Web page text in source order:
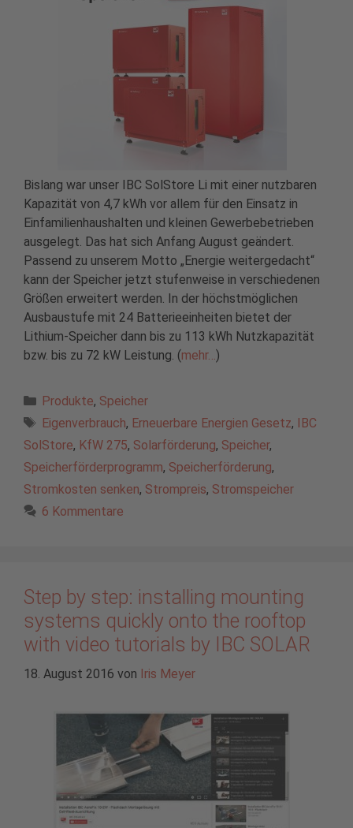
Bislang war unser IBC SolStore Li mit einer nutzbaren
Kapazität von 4,7 kWh vor allem für den Einsatz in
Einfamilienhaushalten und kleinen Gewerbebetrieben
ausgelegt. Das hat sich Anfang August geändert.
Passend zu unserem Motto „Energie weitergedacht“
kann der Speicher jetzt stufenweise in verschiedenen
Größen erweitert werden. In der höchstmöglichen
Ausbaustufe mit 24 Batterieeinheiten bietet der
Lithium-Speicher dann bis zu 113 kWh Nutzkapazität
bzw. bis zu 72 kW Leistung. (mehr… )
Kategorien
Produkte, Speicher
Schlagwörter
Eigenverbrauch, Erneuerbare Energien Gesetz, IBC
SolStore, KfW 275, Solarförderung, Speicher,
Speicherförderprogramm, Speicherförderung,
Stromkosten senken, Strompreis, Stromspeicher
6 Kommentare
Step by step: installing mounting
systems quickly onto the rooftop
with video tutorials by IBC SOLAR
18. August 2016 von Iris Meyer